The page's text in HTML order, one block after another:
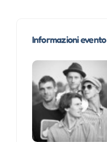
Informazioni evento